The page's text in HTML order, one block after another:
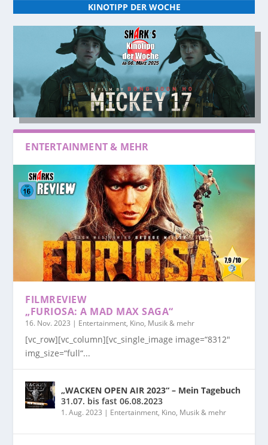
KINOTIPP DER WOCHE
ENTERTAINMENT & MEHR
FILMREVIEW
„FURIOSA: A MAD MAX SAGA“
16. Nov. 2023 | Entertainment, Kino, Musik & mehr
[vc_row][vc_column][vc_single_image image=“8312″
img_size=“full“...
„WACKEN OPEN AIR 2023“ – Mein Tagebuch
31.07. bis fast 06.08.2023
1. Aug. 2023 | Entertainment, Kino, Musik & mehr